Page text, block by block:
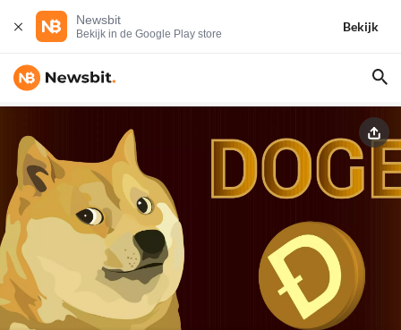
Newsbit
Bekijk in de Google Play store
Bekijk